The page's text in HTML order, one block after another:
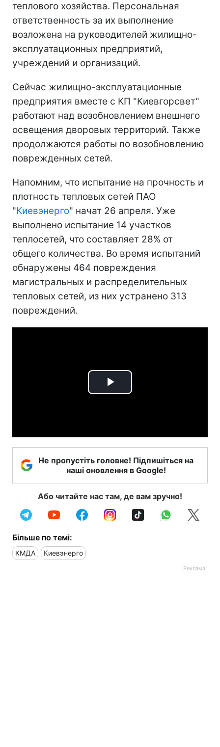
теплового хозяйства. Персональная
ответственность за их выполнение
возложена на руководителей жилищно-
эксплуатационных предприятий,
учреждений и организаций.
Сейчас жилищно-эксплуатационные
предприятия вместе с КП "Киевгорсвет"
работают над возобновлением внешнего
освещения дворовых территорий. Также
продолжаются работы по возобновлению
поврежденных сетей.
Напомним, что испытание на прочность и
плотность тепловых сетей ПАО
"Киевэнерго" начат 26 апреля. Уже
выполнено испытание 14 участков
теплосетей, что составляет 28% от
общего количества. Во время испытаний
обнаружены 464 повреждения
магистральных и распределительных
тепловых сетей, из них устранено 313
повреждений.
Play
Не пропустіть головне! Підпишіться на
наші оновлення в Google!
Або читайте нас там, де вам зручно!
Більше по темі:
КМДА Киевэнерго